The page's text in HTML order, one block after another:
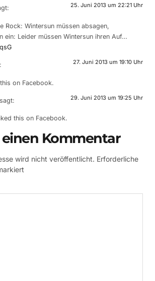
25. Juni 2013 um 22:21 Uhr
Rock: Wintersun müssen absagen,
ein: Leider müssen Wintersun ihren Auf…
27. Juni 2013 um 19:10 Uhr
on Facebook.
sagt: 29. Juni 2013 um 19:25 Uhr
this on Facebook.
Kommentar
wird nicht veröffentlicht. Erforderliche